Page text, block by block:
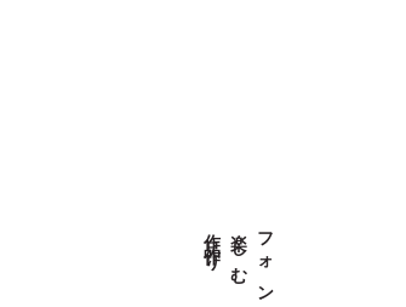
作品作り 楽しむ